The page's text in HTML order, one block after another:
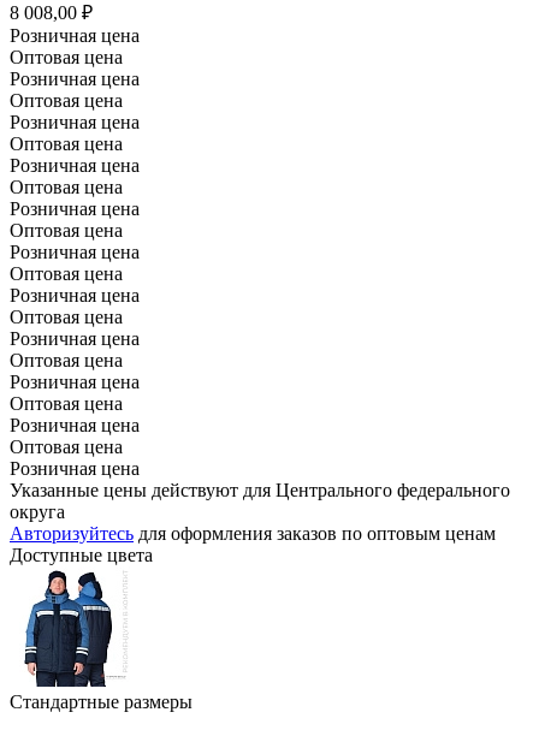
8 008,00 ₽
Розничная цена
Оптовая цена
Розничная цена
Оптовая цена
Розничная цена
Оптовая цена
Розничная цена
Оптовая цена
Розничная цена
Оптовая цена
Розничная цена
Оптовая цена
Розничная цена
Оптовая цена
Розничная цена
Оптовая цена
Розничная цена
Оптовая цена
Розничная цена
Оптовая цена
Розничная цена
Указанные цены действуют для Центрального федерального
округа
Авторизуйтесь для оформления заказов по оптовым ценам
Доступные цвета
Стандартные размеры